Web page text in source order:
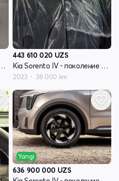
рестайлинг
443 610 020 UZS
Kia Sorento IV - поколение рестайлинг
2023 38 000 km
Yangi
636 900 000 UZS